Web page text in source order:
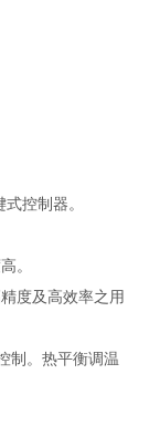
控制器。
。
度及高效率之用
制。热平衡调温